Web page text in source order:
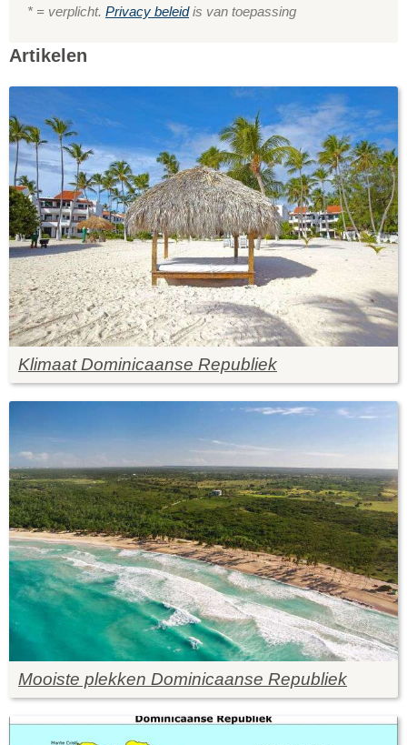
* = verplicht. Privacy beleidis van toepassing
Artikelen
Klimaat Dominicaanse Republiek
Mooiste plekken Dominicaanse Republiek